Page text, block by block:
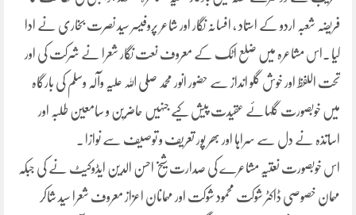
فریضہ شعبہ اردو کے استاد ، افسانہ نگار اور شاعر پروفیسر سید نصرت بخاری نے ادا
کیا ۔اس مشاعرہ میں ضلع اٹک کے معروف نعت نگار شعرا نے شرکت کی اور
تحت اللفظ اور خوش گلو انداز سے حضور انور محمد صلی اللہ علیہ وآلہ وسلم کی بارگاہ
میں خوبصورت گلہائے عقیدت پیش کیے جنہیں حاضرین و سامعین طلبہ اور
اساتذہ نے دل سے سراہا اور بھر پور تعریف و توصیف سے نوازا ۔
اس خوبصورت نعتیہ مشاعرے کی صدارت شیخ احسن الدین ایڈوکیٹ نے کی جبکہ
مہمان خصوصی ڈاکٹر شوکت محمود شوکت اور مہمانان اعزاز معروف شعرا سید شاکر